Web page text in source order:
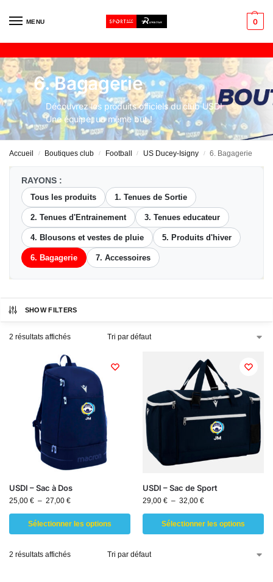
MENU 0
6. Bagagerie
Découvrez les produits officiels du club USDI
Une équipe, un même but !
Accueil / Boutiques club / Football / US Ducey-Isigny / 6. Bagagerie
RAYONS :
Tous les produits
1. Tenues de Sortie
2. Tenues d'Entrainement 3. Tenues educateur
4. Blousons et vestes de pluie 5. Produits d'hiver
6. Bagagerie 7. Accessoires
SHOW FILTERS
2 résultats affichés
USDI – Sac à Dos
25,00 € – 27,00 €
Sélectionner les options
USDI – Sac de Sport
29,00 € – 32,00 €
Sélectionner les options
2 résultats affichés